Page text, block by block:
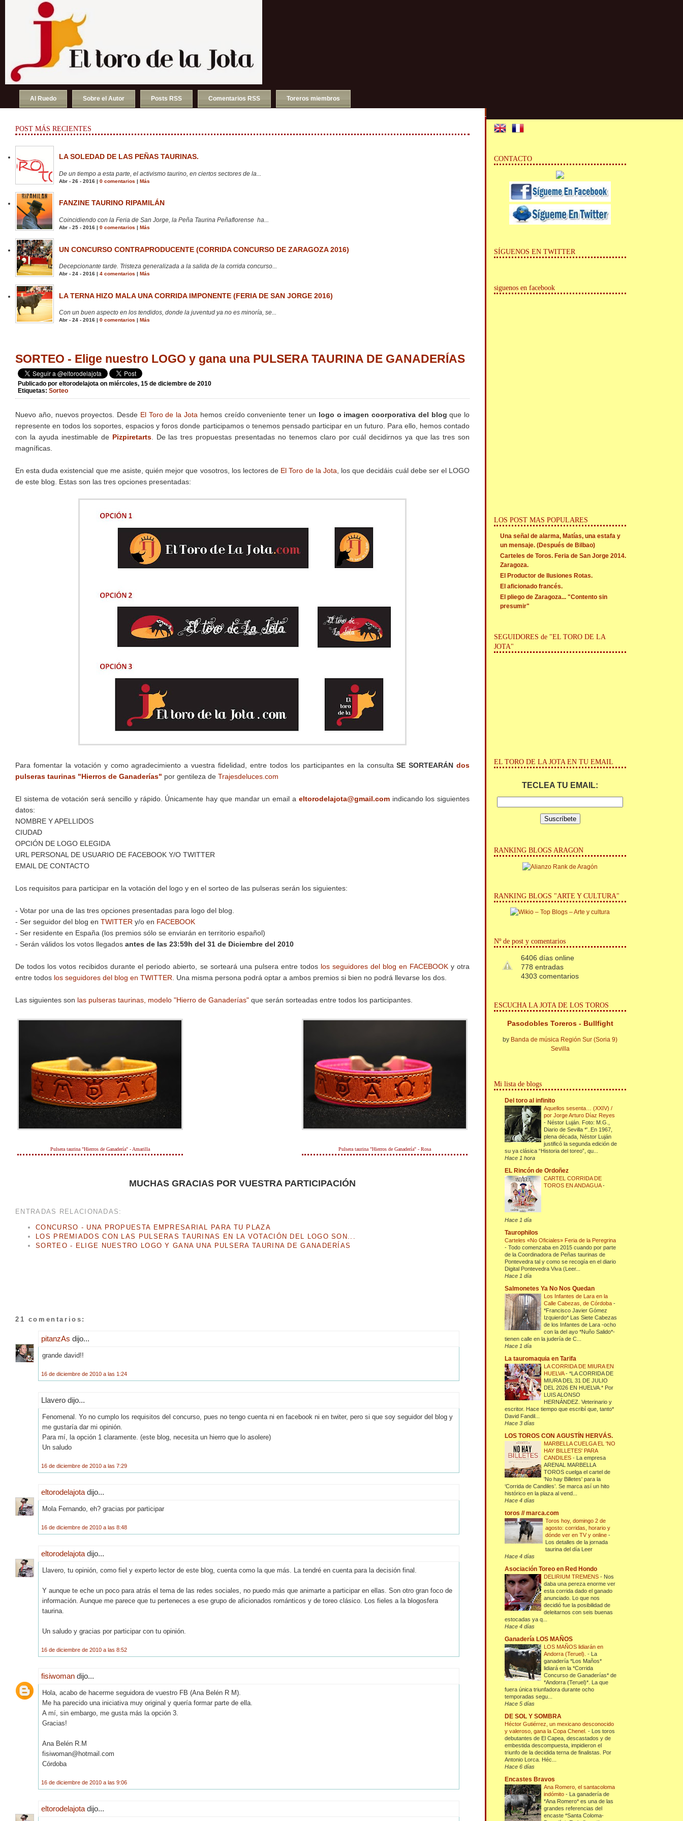
Al Ruedo Sobre el Autor Posts RSS Comentarios RSS Toreros miembros
POST MÁS RECIENTES
LA SOLEDAD DE LAS PEÑAS TAURINAS.
De un tiempo a esta parte, el activismo taurino, en ciertos sectores de la...
Abr - 26 - 2016 | 0 comentarios | Más
FANZINE TAURINO RIPAMILÁN
Coincidiendo con la Feria de San Jorge, la Peña Taurina Peñaflorense ha...
Abr - 25 - 2016 | 0 comentarios | Más
UN CONCURSO CONTRAPRODUCENTE (CORRIDA CONCURSO DE ZARAGOZA 2016)
Decepcionante tarde. Tristeza generalizada a la salida de la corrida concurso...
Abr - 24 - 2016 | 4 comentarios | Más
LA TERNA HIZO MALA UNA CORRIDA IMPONENTE (FERIA DE SAN JORGE 2016)
Con un buen aspecto en los tendidos, donde la juventud ya no es minoría, se...
Abr - 24 - 2016 | 0 comentarios Más
SORTEO - Elige nuestro LOGO y gana una PULSERA TAURINA DE GANADERÍAS
Publicado por eltorodelajota on miércoles, 15 de diciembre de 2010
Etiquetas: Sorteo
Nuevo año, nuevos proyectos. Desde El Toro de la Jota hemos creído conveniente tener un logo o imagen coorporativa del blog que lo
represente en todos los soportes, espacios y foros donde participamos o tenemos pensado participar en un futuro. Para ello, hemos contado
con la ayuda inestimable de Pizpiretarts. De las tres propuestas presentadas no tenemos claro por cuál decidirnos ya que las tres son
magníficas.
En esta duda existencial que me asiste, quién mejor que vosotros, los lectores de El Toro de la Jota , los que decidáis cuál debe ser el LOGO
de este blog. Estas son las tres opciones presentadas:
Para fomentar la votación y como agradecimiento a vuestra fidelidad, entre todos los participantes en la consultaSE SORTEARÁNdos
pulseras taurinas "Hierros de Ganaderías" por gentileza de Trajesdeluces.com
El sistema de votación será sencillo y rápido. Únicamente hay que mandar un email a eltorodelajota@gmail.comindicando los siguientes
datos:
NOMBRE Y APELLIDOS
CIUDAD
OPCIÓN DE LOGO ELEGIDA
URL PERSONAL DE USUARIO DE FACEBOOK Y/O TWITTER
EMAIL DE CONTACTO
Los requisitos para participar en la votación del logo y en el sorteo de las pulseras serán los siguientes:
- Votar por una de las tres opciones presentadas para logo del blog.
- Ser seguidor del blog en TWITTER y/o en FACEBOOK
- Ser residente en España (los premios sólo se enviarán en territorio español)
- Serán válidos los votos llegados antes de las 23:59h del 31 de Diciembre del 2010
De todos los votos recibidos durante el periodo abierto, se sorteará una pulsera entre todos los seguidores del blog en FACEBOOK y otra
entre todos los seguidores del blog en TWITTER . Una misma persona podrá optar a ambos premios si bien no podrá llevarse los dos.
Las siguientes son las pulseras taurinas, modelo "Hierro de Ganaderías" que serán sorteadas entre todos los participantes.
Pulsera taurina "Hierros de Ganadería" - Amarilla Pulsera taurina "Hierros de Ganadería" - Rosa
MUCHAS GRACIAS POR VUESTRA PARTICIPACIÓN
ENTRADAS RELACIONADAS:
CONCURSO - UNA PROPUESTA EMPRESARIAL PARA TU PLAZA
LOS PREMIADOS CON LAS PULSERAS TAURINAS EN LA VOTACIÓN DEL LOGO SON...
SORTEO - ELIGE NUESTRO LOGO Y GANA UNA PULSERA TAURINA DE GANADERÍAS
21 comentarios:
pitanzAs dijo...
grande david!!
16 de diciembre de 2010 a las 1:24
Llavero dijo...
Fenomenal. Yo no cumplo los requisitos del concurso, pues no tengo cuenta ni en facebook ni en twiter, pero si que soy seguidor del blog y
me gustaría dar mi opinión.
Para mí, la opción 1 claramente. (este blog, necesita un hierro que lo asolere)
Un saludo
16 de diciembre de 2010 a las 7:29
eltorodelajota dijo...
Mola Fernando, eh? gracias por participar
16 de diciembre de 2010 a las 8:48
eltorodelajota dijo...
Llavero, tu opinión, como fiel y experto lector de este blog, cuenta como la que más. La tendré en cuenta para la decisión final.
Y aunque te eche un poco para atrás el tema de las redes sociales, no puedo más que animarte a participar en ellas. Son otro gran foco de
información. Aunque me parece que tu perteneces a ese grupo de aficionados románticos y de toreo clásico. Los fieles a la blogosfera
taurina.
Un saludo y gracias por participar con tu opinión.
16 de diciembre de 2010 a las 8:52
fisiwoman dijo...
Hola, acabo de hacerme seguidora de vuestro FB (Ana Belén R M).
Me ha parecido una iniciativa muy original y quería formar parte de ella.
A mí, sin embargo, me gusta más la opción 3.
Gracias!
Ana Belén R.M
fisiwoman@hotmail.com
Córdoba
16 de diciembre de 2010 a las 9:06
eltorodelajota dijo...
CONTACTO
SÍGUENOS EN TWITTER
siguenos en facebook
LOS POST MAS POPULARES
Una señal de alarma, Matías, una estafa y
un mensaje. (Después de Bilbao)
Carteles de Toros. Feria de San Jorge 2014.
Zaragoza.
El Productor de Ilusiones Rotas.
El aficionado francés.
El pliego de Zaragoza... "Contento sin
presumir"
SEGUIDORES de "EL TORO DE LA
JOTA"
EL TORO DE LA JOTA EN TU EMAIL
TECLEA TU EMAIL:
RANKING BLOGS ARAGON
RANKING BLOGS "ARTE Y CULTURA"
Nº de post y comentarios
6406 días online
778 entradas
4303 comentarios
ESCUCHA LA JOTA DE LOS TOROS
Pasodobles Toreros - Bullfight
by Banda de música Región Sur (Soria 9)
Sevilla
Mi lista de blogs
Del toro al infinito
Aquellos sesenta… (XXIV) /
por Jorge Arturo Díaz Reyes
- Néstor Luján. Foto: M.G.,
Diario de Sevilla *'..En 1967,
plena década, Néstor Luján
justificó la segunda edición de
su ya clásica “Historia del toreo”, qu...
Hace 1 hora
EL Rincón de Ordoñez
CARTEL CORRIDA DE
TOROS EN ANDAGUA-
Hace 1 día
Taurophilos
Carteles «No Oficiales» Feria de la Peregrina
-Todo comenzaba en 2015 cuando por parte
de la Coordinadora de Peñas taurinas de
Pontevedra tal y como se recogía en el diario
Digital Pontevedra Viva (Leer...
Hace 1 día
Salmonetes Ya No Nos Quedan
Los Infantes de Lara en la
Calle Cabezas, de Córdoba-
*Francisco Javier Gómez
Izquierdo* Las Siete Cabezas
de los Infantes de Lara -ocho
con la del ayo *Nuño Salido*-
tienen calle en la judería de C...
Hace 1 día
La tauromaquia en Tarifa
LA CORRIDA DE MIURA EN
HUELVA-*LA CORRIDA DE
MIURA DEL 31 DE JULIO
DEL 2026 EN HUELVA.* Por
LUIS ALONSO
HERNÁNDEZ. Veterinario y
escritor. Hace tiempo que escribí que, tanto*
David Fandil...
Hace 3 días
LOS TOROS CON AGUSTÍN HERVÁS.
MARBELLA CUELGA EL 'NO
HAY BILLETES' PARA
CANDILES- La empresa
ARENAL MARBELLA
TOROS cuelga el cartel de
'No hay Billetes' para la
‘Corrida de Candiles’. Se marca así un hito
histórico en la plaza al vend...
Hace 4 días
toros // marca.com
Toros hoy, domingo 2 de
agosto: corridas, horario y
dónde ver en TV y online-
Los detalles de la jornada
taurina del día Leer
Hace 4 días
Asociación Toreo en Red Hondo
DELIRIUM TREMENS- Nos
daba una pereza enorme ver
esta corrida dado el ganado
anunciado. Lo que nos
decidió fue la posibilidad de
deleitarnos con seis buenas
estocadas ya q...
Hace 4 días
Ganadería LOS MAÑOS
LOS MAÑOS lidiarán en
Andorra (Teruel).- La
ganadería *Los Maños*
lidiará en la *Corrida
Concurso de Ganaderías* de
*Andorra (Teruel)*. La que
fuera única triunfadora durante ocho
temporadas segu...
Hace 5 días
DE SOL Y SOMBRA
Héctor Gutiérrez, un mexicano desconocido
y valeroso, gana la Copa Chenel.- Los toros
debutantes de El Capea, descastados y de
embestida descompuesta, impidieron el
triunfo de la decidida terna de finalistas. Por
Antonio Lorca. Héc...
Hace 6 días
Encastes Bravos
Ana Romero, el santacoloma
indómito- La ganadería de
*Ana Romero* es una de las
grandes referencias del
encaste *Santa Coloma-